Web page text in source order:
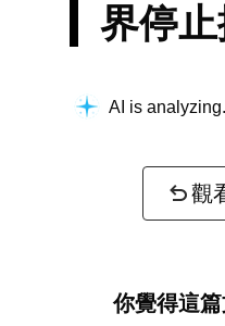
界停止
AI is
觀
你覺得這